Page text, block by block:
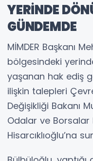
YERİNDE
GÜNDEMDE
MİMDER Başkanı
bölgesindeki
yaşanan hak ediş
ilişkin talepleri
Değişikliği Bakanı
Odalar ve Borsalar
Hisarcıklıoğlu’na